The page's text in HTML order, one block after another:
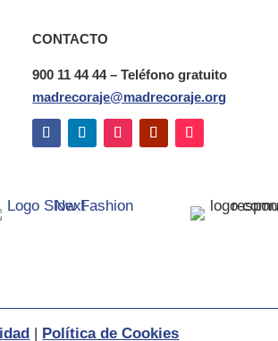
CONTACTO
900 11 44 44 – Teléfono gratuito
madrecoraje@madrecoraje.org
| Política de Cookies